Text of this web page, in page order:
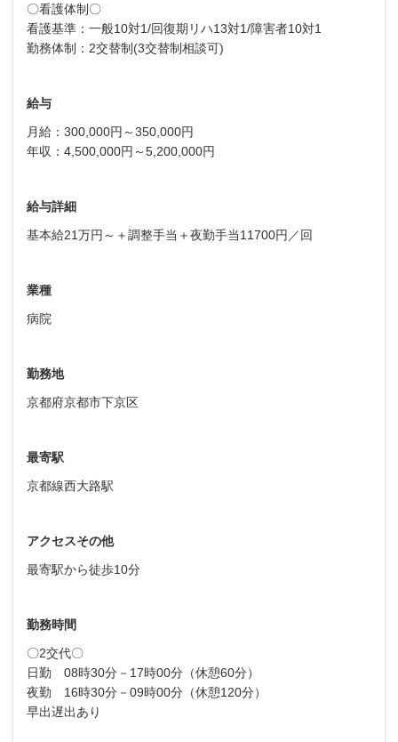
〇看護体制〇
看護基準：一般10対1/回復期リハ13対1/障害者10対1
勤務体制：2交替制(3交替制相談可)
給与
月給：300,000円～350,000円
年収：4,500,000円～5,200,000円
給与詳細
基本給21万円～＋調整手当＋夜勤手当11700円／回
業種
病院
勤務地
京都府京都市下京区
最寄駅
京都線西大路駅
アクセスその他
最寄駅から徒歩10分
勤務時間
〇2交代〇
日勤 08時30分－17時00分（休憩60分）
夜勤 16時30分－09時00分（休憩120分）
早出遅出あり